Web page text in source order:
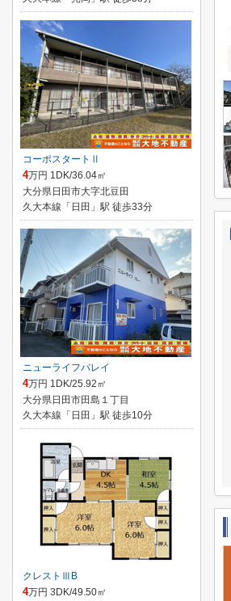
コーポスタートⅡ
4万円 1DK/36.04㎡
大分県日田市大字北豆田
久大本線「日田」駅 徒歩33分
ニューライフバレイ
4万円 1DK/25.92㎡
大分県日田市田島１丁目
久大本線「日田」駅 徒歩10分
クレストⅢB
4万円 3DK/49.50㎡